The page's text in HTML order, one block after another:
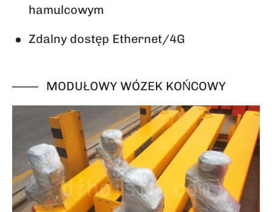
hamulcowym
Zdalny dostęp Ethernet/4G
MODUŁOWY WÓZEK KOŃCOWY